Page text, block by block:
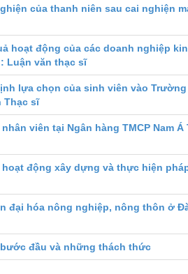
của thanh niên sau cai nghiện
hoạt động của các doanh nghiệp
Luận văn thạc sĩ
lựa chọn của sinh viên vào Trường
Thạc sĩ
viên tại Ngân hàng TMCP Nam Á
động xây dựng và thực hiện
đại hóa nông nghiệp, nông thôn ở
đầu và những thách thức